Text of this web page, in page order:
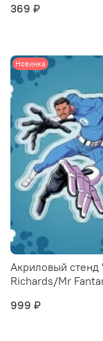
369 ₽
Новинка
Акриловый стенд
Richards/Mr
999 ₽